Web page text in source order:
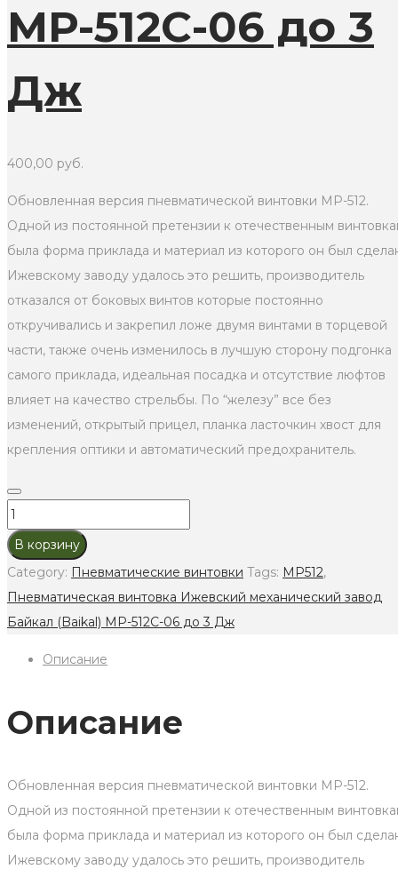
МР-512С-06 до 3
Дж
400,00 руб.
Обновленная версия пневматической винтовки МР-512.
Одной из постоянной претензии к отечественным
была форма приклада и материал из которого он был
Ижевскому заводу удалось это решить, производитель
отказался от боковых винтов которые постоянно
откручивались и закрепил ложе двумя винтами в торцевой
части, также очень изменилось в лучшую сторону подгонка
самого приклада, идеальная посадка и отсутствие люфтов
влияет на качество стрельбы. По “железу” все без
изменений, открытый прицел, планка ласточкин хвост для
крепления оптики и автоматический предохранитель.
Пневматическая
винтовка
Ижевский
(Baikal)
до
3
quantity
В корзину
Category: Пневматические винтовки Tags: МР512,
Пневматическая винтовка Ижевский механический завод
Байкал (Baikal) МР-512С-06 до 3 Дж
Описание
Описание
Обновленная версия пневматической винтовки МР-512.
Одной из постоянной претензии к отечественным
была форма приклада и материал из которого он был
Ижевскому заводу удалось это решить, производитель